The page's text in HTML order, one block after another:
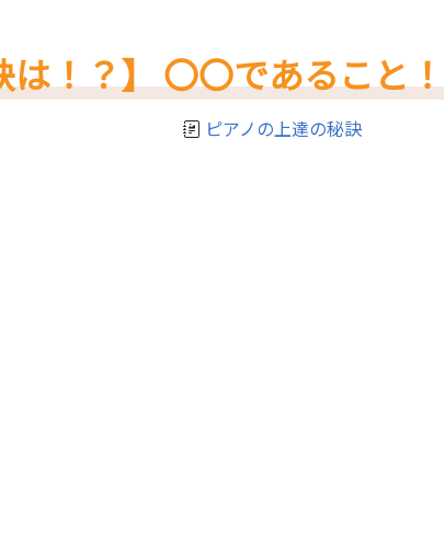
！？】 〇〇であること！
ピアノの上達の秘訣